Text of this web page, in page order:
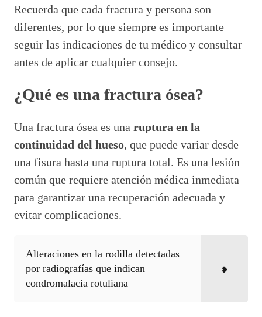
fractura?
¿Cómo ayudar a la recuperación de una
fractura?
¿Cómo se recupera una fractura ósea?
¿Qué es bueno para regenerar el hueso?
Recuerda que cada fractura y persona son
diferentes, por lo que siempre es importante
seguir las indicaciones de tu médico y consultar
antes de aplicar cualquier consejo.
¿Qué es una fractura ósea?
Una fractura ósea es una ruptura en la
continuidad del hueso, que puede variar desde
una fisura hasta una ruptura total. Es una lesión
común que requiere atención médica inmediata
para garantizar una recuperación adecuada y
evitar complicaciones.
Alteraciones en la rodilla detectadas
por radiografías que indican
condromalacia rotuliana